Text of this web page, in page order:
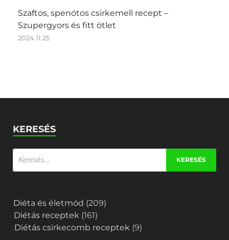
Szaftos, spenótos csirkemell recept –
Szupergyors és fitt ötlet
2024.11.25
KERESÉS
Diéta és életmód (209)
Diétás receptek (161)
Diétás csirkecomb receptek (9)